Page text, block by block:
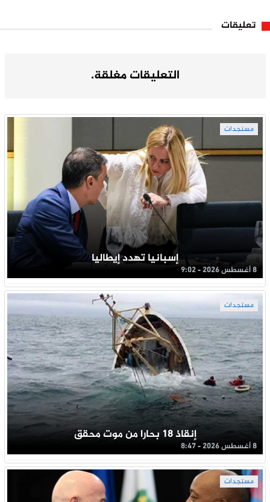
تعليقات
التعليقات مغلقة.
مستجدات
إسبانيا تهدد إيطاليا
8 أغسطس 2026 - 9:02
مستجدات
إنقاذ 18 بحارا من موت محقق
8 أغسطس 2026 - 8:47
مستجدات